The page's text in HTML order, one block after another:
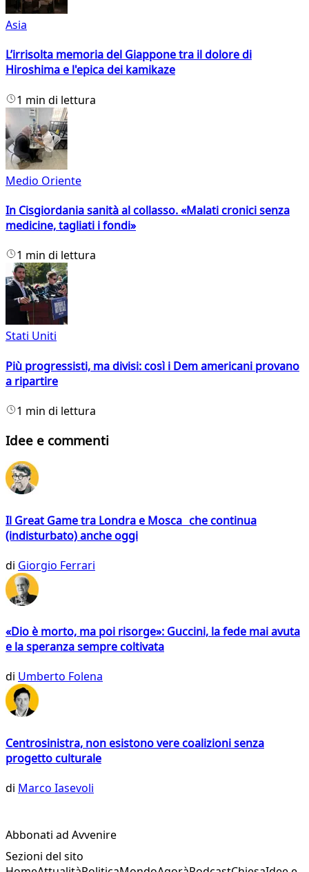
Asia
L’irrisolta memoria del Giappone tra il dolore di
Hiroshima e l'epica dei kamikaze
1 min di lettura
Medio Oriente
In Cisgiordania sanità al collasso. «Malati cronici senza
medicine, tagliati i fondi»
1 min di lettura
Stati Uniti
Più progressisti, ma divisi: così i Dem americani provano
a ripartire
1 min di lettura
Idee e commenti
Il Great Game tra Londra e Mosca che continua
(indisturbato) anche oggi
di Giorgio Ferrari
«Dio è morto, ma poi risorge»: Guccini, la fede mai avuta
e la speranza sempre coltivata
di Umberto Folena
Centrosinistra, non esistono vere coalizioni senza
progetto culturale
di Marco Iasevoli
Abbonati ad Avvenire
Sezioni del sito